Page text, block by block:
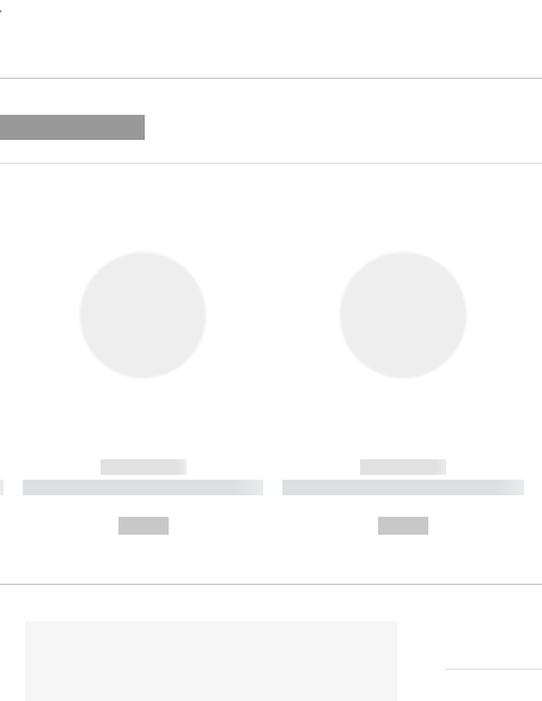
------------
----------- ----------- ----------
------------
----------- ----------- ----------